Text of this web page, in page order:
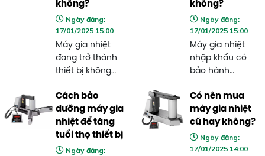
không?
Ngày đăng:
17/01/2025 15:00
Máy gia nhiệt
đang trở thành
thiết bị không
nhiều ngành
công nghiệp
hiện đại. Tuy
nhiên, nhiều
người đặt câu
không?
Ngày đăng:
17/01/2025 15:00
Máy gia nhiệt
nhập khẩu có
bảo hành
thắc mắc chung
của nhiều khách
hàng khi chọn
mua thiết bị
công nghiệp
Cách bảo
dưỡng máy gia
nhiệt để tăng
tuổi thọ thiết bị
Ngày đăng:
Có nên mua
máy gia nhiệt
cũ hay không?
Ngày đăng:
17/01/2025 14:00